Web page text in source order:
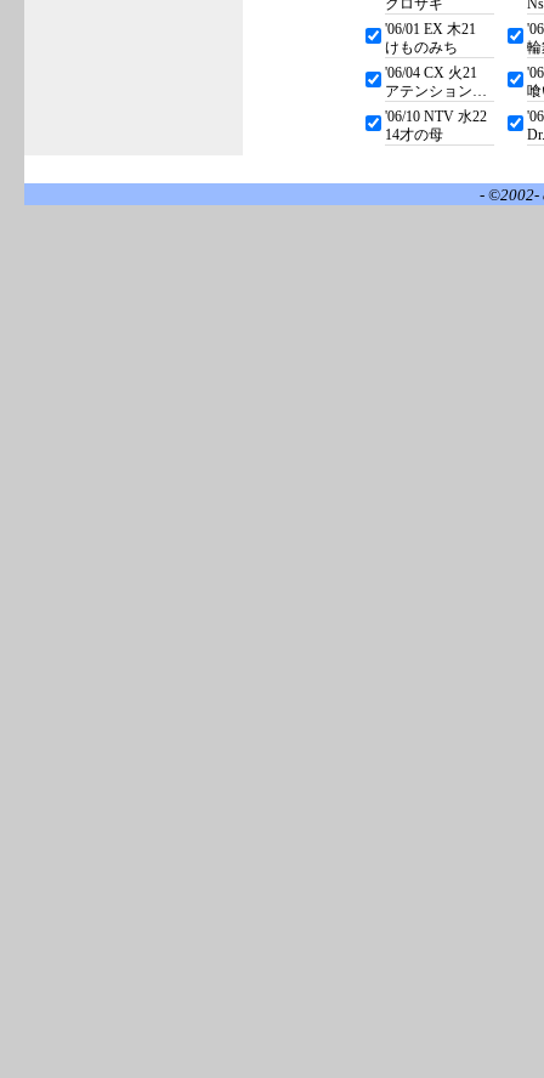
クロサギ
'06/01 EX 木21
けものみち
'06/04 CX 火21
アテンションプリーズ
'06/10 NTV 水22
14才の母
Dr.
- ©2002-